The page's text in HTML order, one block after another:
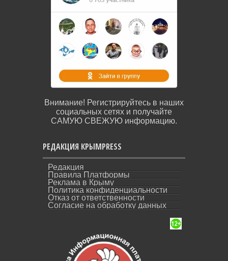
Внимание! Регистрируйтесь в наших
социальных сетях и получайте
САМУЮ СВЕЖУЮ информацию.
РЕДАКЦИЯ КРЫМPRESS
Редакция
Правила Платформы
Реклама в Крыму
Политика конфиденциальности
Отказ от ответственности
Согласие на обработку данных